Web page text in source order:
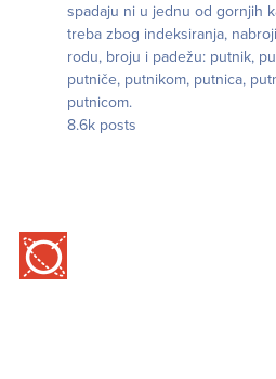
spadaju ni u jednu od gornjih
treba zbog indeksiranja,
rodu, broju i padežu: putnik,
putniče, putnikom, putnica,
putnicom.
8.6k posts